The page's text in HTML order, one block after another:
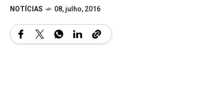
NOTÍCIAS 08, julho, 2016